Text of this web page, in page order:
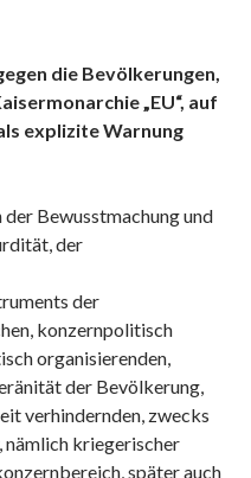
die Bevölkerungen,
„EU“, auf
explizite Warnung
der Bewusstmachung und
der
der
konzernpolitisch
organisierenden,
der Bevölkerung,
verhindernden, zwecks
nämlich kriegerischer
später auch